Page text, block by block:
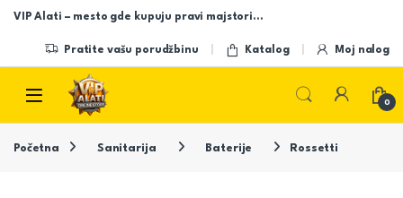
Skip to navigation
Skip to content
VIP Alati – mesto gde kupuju pravi majstori…
Pratite vašu porudžbinu Katalog Moj nalog
Open
0
Početna Sanitarija Baterije Rossetti